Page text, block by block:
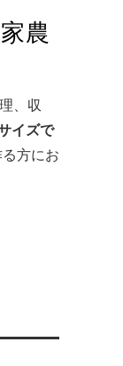
農
、収
イズで
方にお